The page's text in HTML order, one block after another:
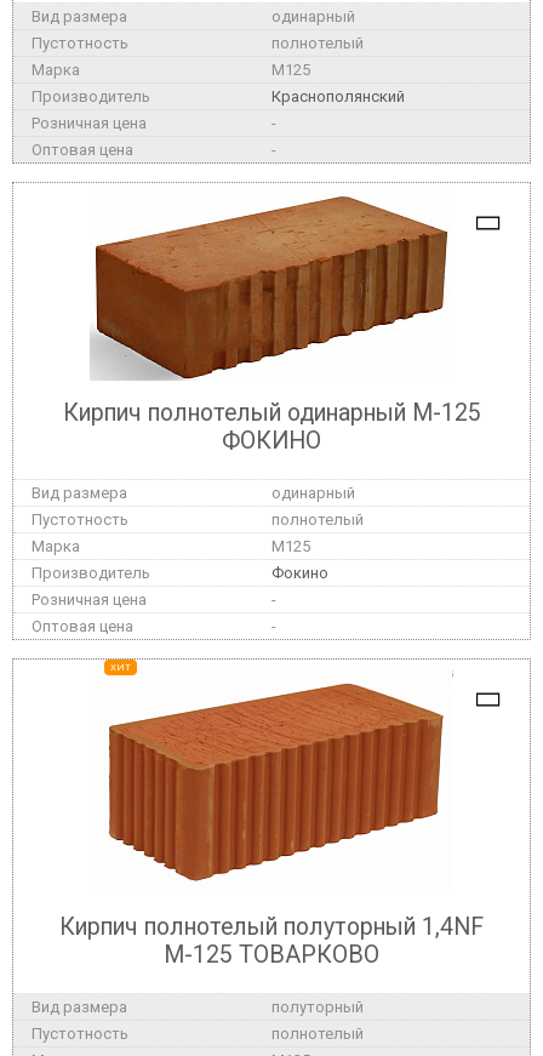
одинарный
полнотелый
M125
Краснополянский
-
-
Кирпич полнотелый одинарный М-125
ФОКИНО
одинарный
полнотелый
M125
Фокино
-
-
ХИТ
Кирпич полнотелый полуторный 1,4NF
М-125 ТОВАРКОВО
полуторный
полнотелый